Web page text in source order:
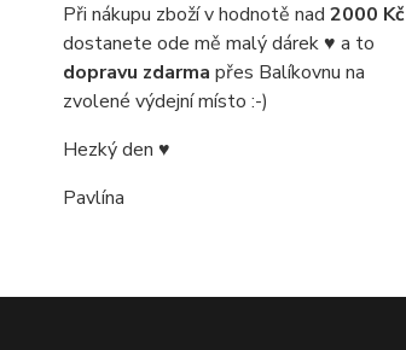
Při nákupu zboží v hodnotě nad 2000 Kč
dostanete ode mě malý dárek ♥ a to
dopravu zdarma přes Balíkovnu na
zvolené výdejní místo :-)
Hezký den ♥
Pavlína